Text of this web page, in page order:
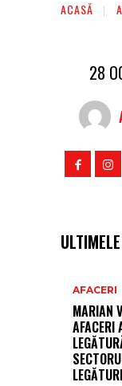
ACASĂ
28
AFACERI
MARIAN
AFACERI